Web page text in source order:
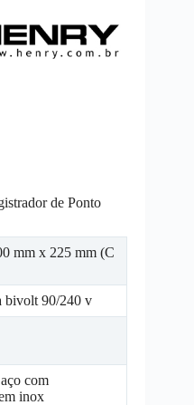
de Ponto
mm x 225 mm (C
bivolt 90/240 v
com
inox